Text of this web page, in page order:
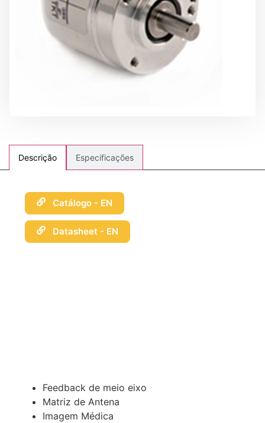
Descrição Especificações
Catálogo - EN
Datasheet - EN
Feedback de meio eixo
Matriz de Antena
Imagem Médica